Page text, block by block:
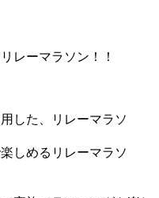
レーマラソン！！
した、リレーマラソ
しめるリレーマラソ